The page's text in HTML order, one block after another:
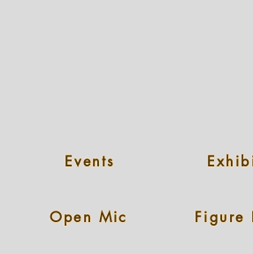
Events
Open Mic Figure